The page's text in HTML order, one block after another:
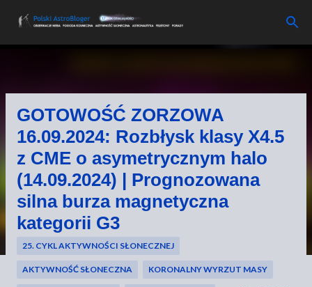
Przejdź do głównej zawartości
GOTOWOŚĆ ZORZOWA
16.09.2024: Rozbłysk klasy X4.5
z CME o asymetrycznym halo
(14.09.2024) | Prognozowana
silna burza magnetyczna
kategorii G3
25. CYKL AKTYWNOŚCI SŁONECZNEJ
AKTYWNOŚĆ SŁONECZNA KORONALNY WYRZUT MASY